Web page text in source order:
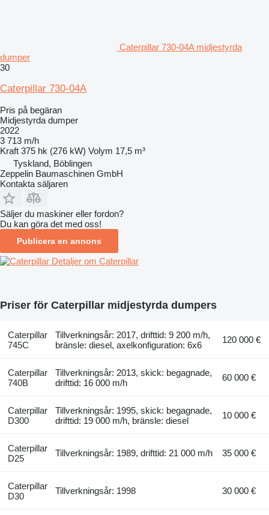
Caterpillar 730-04A midjestyrda
dumper
30
Caterpillar 730-04A
Pris på begäran
Midjestyrda dumper
2022
3 713 m/h
Kraft 375 hk (276 kW) Volym 17,5 m³
Tyskland, Böblingen
Zeppelin Baumaschinen GmbH
Kontakta säljaren
Säljer du maskiner eller fordon?
Du kan göra det med oss!
Publicera en annons
Detaljer om Caterpillar
Priser för Caterpillar midjestyrda dumpers
Caterpillar
745C
Tillverkningsår: 2017, drifttid: 9 200 m/h,
bränsle: diesel, axelkonfiguration: 6x6
120 000 €
Caterpillar
740B
Tillverkningsår: 2013, skick: begagnade,
drifttid: 16 000 m/h
60 000 €
Caterpillar
D300
Tillverkningsår: 1995, skick: begagnade,
drifttid: 19 000 m/h, bränsle: diesel
10 000 €
Caterpillar
D25
Tillverkningsår: 1989, drifttid: 21 000 m/h 35 000 €
Caterpillar
D30
Tillverkningsår: 1998 30 000 €